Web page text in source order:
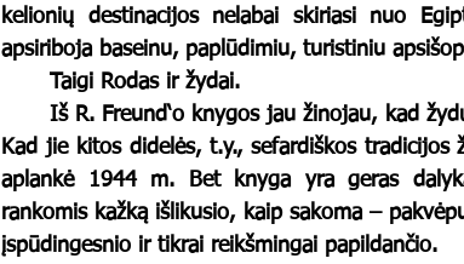
kelionių destinacijos nelabai skiriasi nuo
apsiriboja baseinu, paplūdimiu, turistiniu
	Taigi Rodas ir žydai.
	Iš R. Freund‘o knygos jau žinojau, kad žydų istorija saloje gerokai senesnė nei Lietuvoje.
Kad jie kitos didelės, t.y., sefardiškos
aplankė 1944 m. Bet knyga yra geras
rankomis kažką išlikusio, kaip sakoma –
įspūdingesnio ir tikrai reikšmingai papildančio.